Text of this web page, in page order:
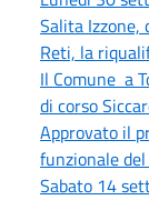
Salita Izzone,
Reti, la
Il Comune a
di corso
Approvato il
funzionale
Sabato 14